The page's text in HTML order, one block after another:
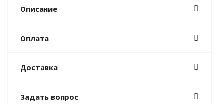
Описание
Оплата
Доставка
Задать вопрос